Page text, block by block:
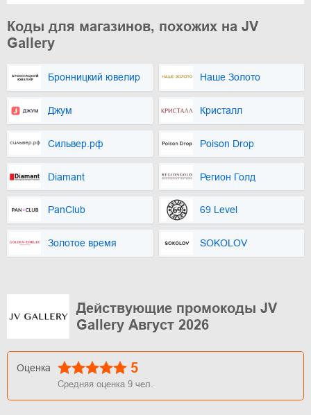
Коды для магазинов, похожих на JV
Gallery
Бронницкий ювелир Наше Золото
Джум Кристалл
Сильвер.рф Poison Drop
Diamant Регион Голд
PanClub 69 Level
Золотое время SOKOLOV
Действующие промокоды JV
Gallery Август 2026
Оценка 5
Средняя оценка 9 чел.